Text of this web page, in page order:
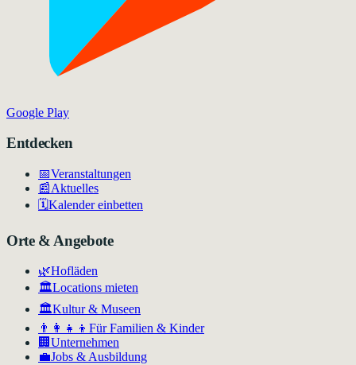
Google Play
Entdecken
📅Veranstaltungen
📰Aktuelles
🗓️Kalender einbetten
Orte & Angebote
🌿Hofläden
🏛️Locations mieten
🏛Kultur & Museen
👨‍👩‍👧‍👦 Für Familien & Kinder
🏢 Unternehmen
💼Jobs & Ausbildung